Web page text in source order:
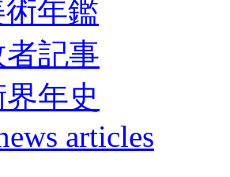
術年鑑
記事
年史
articles